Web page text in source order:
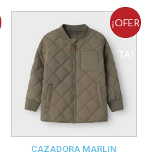
¡OFER
TA!
CAZADORA MARLIN